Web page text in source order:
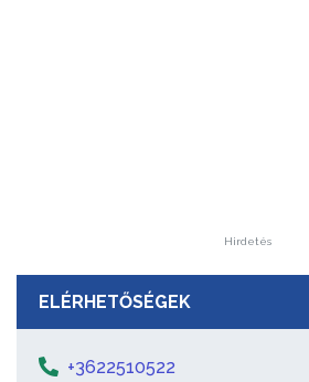
Hirdetés
ELÉRHETŐSÉGEK
+3622510522